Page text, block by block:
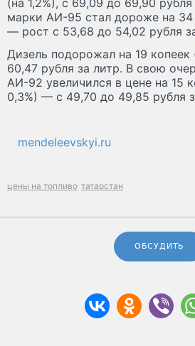
(на 1,2%), с 69,09 до 69,90
марки АИ-95 стал дороже на 34
— рост с 53,68 до 54,02 рубля
Дизель подорожал на 19 копеек
60,47 рубля за литр. В свою
АИ-92 увеличился в цене на 15
0,3%) — с 49,70 до 49,85 рубля
mendeleevskyi.ru
цены на топливо татарстан
ОБСУДИТЬ